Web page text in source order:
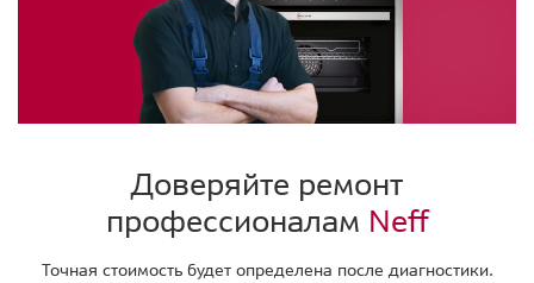
Доверяйте ремонт
профессионалам Neff
Точная стоимость будет определена после диагностики.